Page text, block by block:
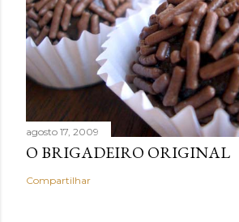
agosto 17, 2009
O BRIGADEIRO ORIGINAL
Compartilhar